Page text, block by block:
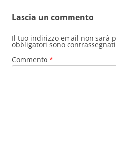
Lascia un commento
Il tuo indirizzo email non sarà
obbligatori sono contrassegnati
Commento *